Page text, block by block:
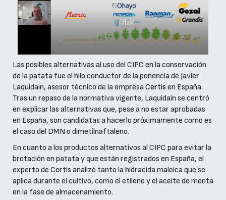
Las posibles alternativas al uso del CIPC en la conservación
de la patata fue el hilo conductor de la ponencia de Javier
Laquidain, asesor técnico de la empresaCertis en España.
Tras un repaso de la normativa vigente, Laquidain se centró
en explicar las alternativas que, pese a no estar aprobadas
en España, son candidatas a hacerlo próximamente como es
el caso del DMN o dimetilnaftaleno.
En cuanto a los productos alternativos al CIPC para evitar la
brotación en patata y que están registrados en España, el
experto de Certis analizó tanto la hidracida maleica que se
aplica durante el cultivo, como el etileno y el aceite de menta
en la fase de almacenamiento.